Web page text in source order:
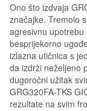
Ono što izdvaja
značajke. Tremolo
agresivnu
besprijekorno
izlazna utičnica s
da izdrži neželjeno
dugoročni užitak
GRG320FA-TKS
rezultate na svim